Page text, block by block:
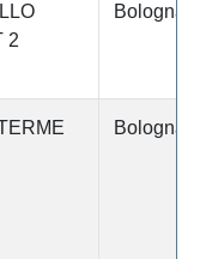
2
Bologna
Bologna